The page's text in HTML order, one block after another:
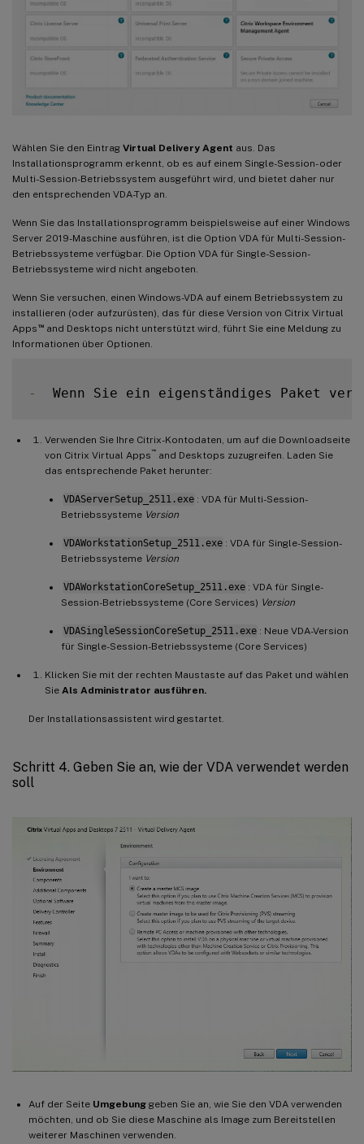
Wählen Sie den Eintrag Virtual Delivery Agent aus. Das
Installationsprogramm erkennt, ob es auf einem Single-Session- oder
Multi-Session-Betriebssystem ausgeführt wird, und bietet daher nur
den entsprechenden VDA-Typ an.
Wenn Sie das Installationsprogramm beispielsweise auf einer Windows
Server 2019-Maschine ausführen, ist die Option VDA für Multi-Session-
Betriebssysteme verfügbar. Die Option VDA für Single-Session-
Betriebssysteme wird nicht angeboten.
Wenn Sie versuchen, einen Windows-VDA auf einem Betriebssystem zu
installieren (oder aufzurüsten), das für diese Version von Citrix Virtual
Apps ™and Desktops nicht unterstützt wird, führt Sie eine Meldung zu
Informationen über Optionen.
-
Wenn Sie ein eigenständiges Paket
Verwenden Sie Ihre Citrix-Kontodaten, um auf die Downloadseite
von Citrix Virtual Apps ™
and Desktops zuzugreifen. Laden Sie
das entsprechende Paket herunter:
VDAServerSetup_2511.exe : VDA für Multi-Session-
Betriebssysteme Version
VDAWorkstationSetup_2511.exe : VDA für Single-Session-
Betriebssysteme Version
VDAWorkstationCoreSetup_2511.exe : VDA für Single-
Session-Betriebssysteme (Core Services) Version
VDASingleSessionCoreSetup_2511.exe : Neue VDA-Version
für Single-Session-Betriebssysteme (Core Services)
Klicken Sie mit der rechten Maustaste auf das Paket und wählen
Sie Als Administrator ausführen.
Der Installationsassistent wird gestartet.
Schritt 4. Geben Sie an, wie der VDA verwendet werden
soll
Auf der Seite Umgebung geben Sie an, wie Sie den VDA verwenden
möchten, und ob Sie diese Maschine als Image zum Bereitstellen
weiterer Maschinen verwenden.